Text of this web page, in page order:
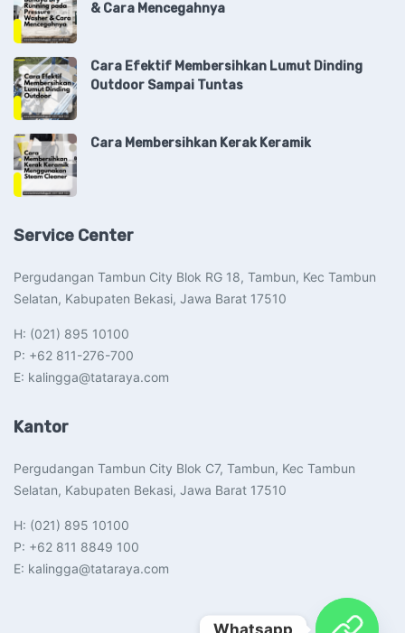
& Cara Mencegahnya
Cara Efektif Membersihkan Lumut Dinding
Outdoor Sampai Tuntas
Cara Membersihkan Kerak Keramik
Service Center
Pergudangan Tambun City Blok RG 18, Tambun, Kec Tambun
Selatan, Kabupaten Bekasi, Jawa Barat 17510​
H: (021) 895 10100
P: +62 811-276-700
E: kalingga@tataraya.com
Kantor
Pergudangan Tambun City Blok C7, Tambun, Kec Tambun
Selatan, Kabupaten Bekasi, Jawa Barat 17510​
H: (021) 895 10100
P: +62 811 8849 100
E: kalingga@tataraya.com
Whatsapp